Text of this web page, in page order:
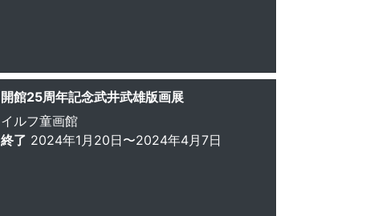
開館25周年記念武井武雄版画展
イルフ童画館
終了 2024年1月20日〜2024年4月7日